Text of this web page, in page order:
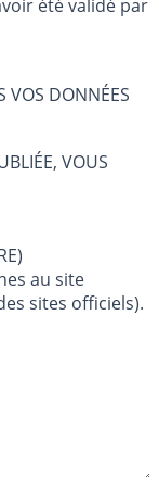
été validé par
VOS DONNÉES
VOUS
au site
sites officiels).